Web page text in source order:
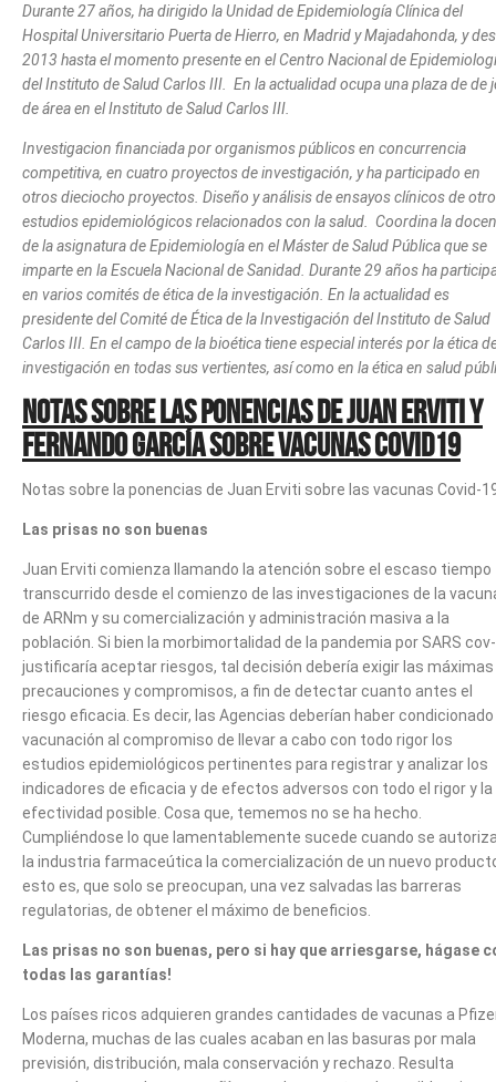
Durante 27 años, ha dirigido la Unidad de Epidemiología Clínica del
Hospital Universitario Puerta de Hierro, en Madrid y Majadahonda, y
2013 hasta el momento presente en el Centro Nacional de
del Instituto de Salud Carlos III. En la actualidad ocupa una plaza de de
de área en el Instituto de Salud Carlos III.
Investigacion financiada por organismos públicos en concurrencia
competitiva, en cuatro proyectos de investigación, y ha participado en
otros dieciocho proyectos. Diseño y análisis de ensayos clínicos de
estudios epidemiológicos relacionados con la salud. Coordina la
de la asignatura de Epidemiología en el Máster de Salud Pública que se
imparte en la Escuela Nacional de Sanidad. Durante 29 años ha
en varios comités de ética de la investigación. En la actualidad es
presidente del Comité de Ética de la Investigación del Instituto de Salud
Carlos III. En el campo de la bioética tiene especial interés por la ética
investigación en todas sus vertientes, así como en la ética en salud
Notas sobre las ponencias de Juan Erviti y
Fernando García sobre vacunas Covid19
Notas sobre la ponencias de Juan Erviti sobre las vacunas Covid-
Las prisas no son buenas
Juan Erviti comienza llamando la atención sobre el escaso tiempo
transcurrido desde el comienzo de las investigaciones de la
de ARNm y su comercialización y administración masiva a la
población. Si bien la morbimortalidad de la pandemia por SARS
justificaría aceptar riesgos, tal decisión debería exigir las máximas
precauciones y compromisos, a fin de detectar cuanto antes el
riesgo eficacia. Es decir, las Agencias deberían haber condicionado
vacunación al compromiso de llevar a cabo con todo rigor los
estudios epidemiológicos pertinentes para registrar y analizar los
indicadores de eficacia y de efectos adversos con todo el rigor y la
efectividad posible. Cosa que, tememos no se ha hecho.
Cumpliéndose lo que lamentablemente sucede cuando se
la industria farmaceútica la comercialización de un nuevo
esto es, que solo se preocupan, una vez salvadas las barreras
regulatorias, de obtener el máximo de beneficios.
Las prisas no son buenas, pero si hay que arriesgarse, hágase
todas las garantías!
Los países ricos adquieren grandes cantidades de vacunas a
Moderna, muchas de las cuales acaban en las basuras por mala
previsión, distribución, mala conservación y rechazo. Resulta